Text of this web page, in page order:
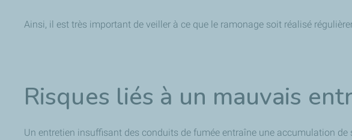
Ainsi, il est très important de veiller à ce que le ramonage soit réalisé
Risques liés à un mauvais
Un entretien insuffisant des conduits de fumée entraîne une accumulation